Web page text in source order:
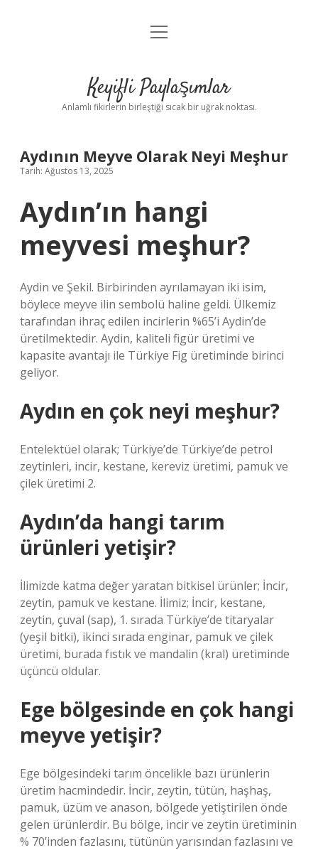
Anasayfa
Yasal Uyarı
menüyü
Keyifli Paylaşımlar
Anlamlı fikirlerin birleştiği sıcak bir uğrak noktası.
Aydının Meyve Olarak Neyi Meşhur
Tarih: Ağustos 13, 2025
Aydın’ın hangi
meyvesi meşhur?
Aydin ve Şekil. Birbirinden ayrılamayan iki isim,
böylece meyve ilin sembolü haline geldi. Ülkemiz
tarafından ihraç edilen incirlerin %65’i Aydin’de
üretilmektedir. Aydin, kaliteli figür üretimi ve
kapasite avantajı ile Türkiye Fig üretiminde birinci
geliyor.
Aydın en çok neyi meşhur?
Entelektüel olarak; Türkiye’de Türkiye’de petrol
zeytinleri, incir, kestane, kereviz üretimi, pamuk ve
çilek üretimi 2.
Aydın’da hangi tarım
ürünleri yetişir?
İlimizde katma değer yaratan bitkisel ürünler; İncir,
zeytin, pamuk ve kestane. İlimiz; İncir, kestane,
zeytin, çuval (sap), 1. sırada Türkiye’de titaryalar
(yeşil bitki), ikinci sırada enginar, pamuk ve çilek
üretimi, burada fıstık ve mandalin (kral) üretiminde
üçüncü oldular.
Ege bölgesinde en çok hangi
meyve yetişir?
Ege bölgesindeki tarım öncelikle bazı ürünlerin
üretim hacmindedir. İncir, zeytin, tütün, haşhaş,
pamuk, üzüm ve anason, bölgede yetiştirilen önde
gelen ürünlerdir. Bu bölge, incir ve zeytin üretiminin
% 70’inden fazlasını, tütünün yarısından fazlasını ve